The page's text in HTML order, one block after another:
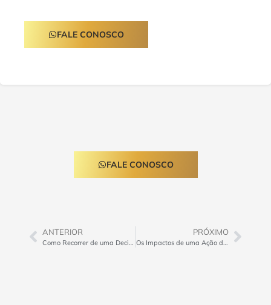
FALE CONOSCO
FALE CONOSCO
ANTERIOR PRÓXIMO